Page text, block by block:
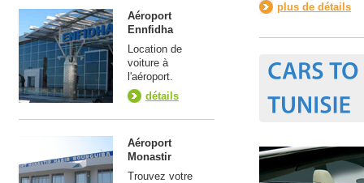
Aéroport
Ennfidha
Location de
voiture à
l'aéroport.
détails
Aéroport
Monastir
Trouvez votre
plus de détails